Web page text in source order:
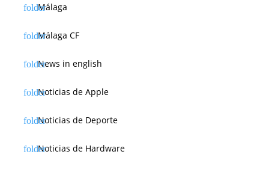
Málaga
Málaga CF
News in english
Noticias de Apple
Noticias de Deporte
Noticias de Hardware